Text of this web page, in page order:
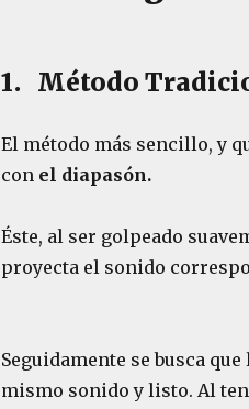
1. Método
El método más sencillo, y
con el diapasón.
Éste, al ser golpeado
proyecta el sonido
Seguidamente se busca
mismo sonido y listo. Al